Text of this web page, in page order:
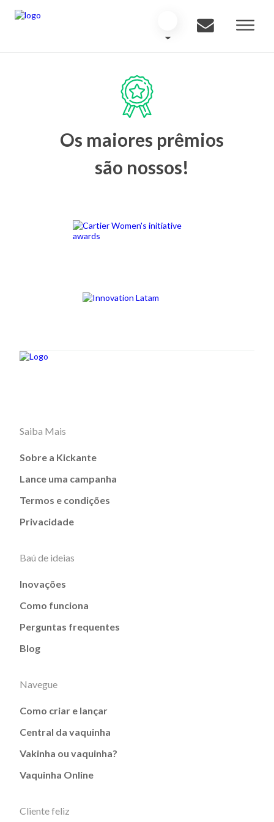
Os maiores prêmios
são nossos!
Saiba Mais
Sobre a Kickante
Lance uma campanha
Termos e condições
Privacidade
Baú de ideias
Inovações
Como funciona
Perguntas frequentes
Blog
Navegue
Como criar e lançar
Central da vaquinha
Vakinha ou vaquinha?
Vaquinha Online
Cliente feliz